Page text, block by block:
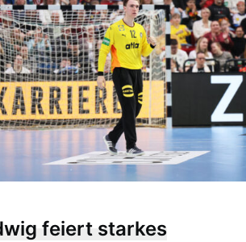
feiert starkes